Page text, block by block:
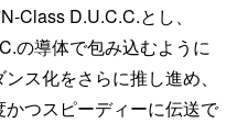
Class D.U.C.C.とし、
の導体で包み込むように
ス化をさらに推し進め、
つスピーディーに伝送で